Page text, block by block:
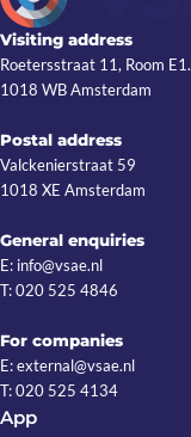
Visiting address
Roetersstraat 11, Room
1018 WB Amsterdam
Postal address
Valckenierstraat 59
1018 XE Amsterdam
General enquiries
E: info@vsae.nl
T: 020 525 4846
For companies
E: external@vsae.nl
T: 020 525 4134
App